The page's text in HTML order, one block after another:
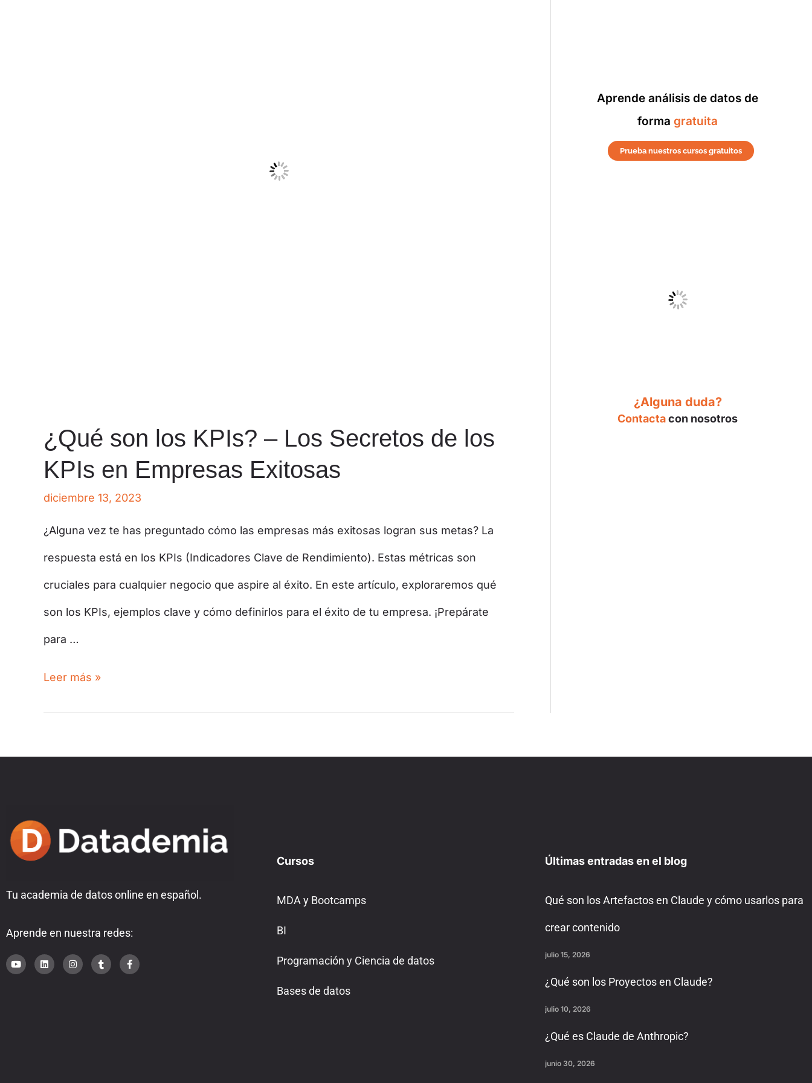
¿Qué son los KPIs? – Los Secretos de los
KPIs en Empresas Exitosas
diciembre 13, 2023
¿Alguna vez te has preguntado cómo las empresas más exitosas logran sus metas? La
respuesta está en los KPIs (Indicadores Clave de Rendimiento). Estas métricas son
cruciales para cualquier negocio que aspire al éxito. En este artículo, exploraremos qué
son los KPIs, ejemplos clave y cómo definirlos para el éxito de tu empresa. ¡Prepárate
para …
Leer más »
Aprende análisis de datos de
forma gratuita
Prueba nuestros cursos gratuitos
¿Alguna duda?
Contactacon nosotros
Tu academia de datos online en español.
Aprende en nuestra redes:
Cursos
MDA y Bootcamps
BI
Programación y Ciencia de datos
Bases de datos
Últimas entradas en el blog
Qué son los Artefactos en Claude y cómo usarlos para
crear contenido
julio 15, 2026
¿Qué son los Proyectos en Claude?
julio 10, 2026
¿Qué es Claude de Anthropic?
junio 30, 2026